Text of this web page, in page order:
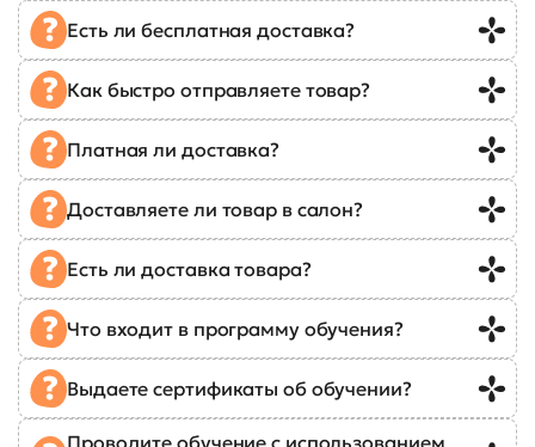
Есть ли бесплатная доставка?
Как быстро отправляете товар?
Платная ли доставка?
Доставляете ли товар в салон?
Есть ли доставка товара?
Что входит в программу обучения?
Выдаете сертификаты об обучении?
Проводите обучение с использованием